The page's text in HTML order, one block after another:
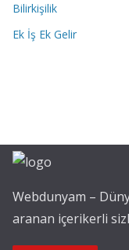
Bilirkişilik
Ek İş Ek Gelir
Webdunyam –
aranan içerikerli